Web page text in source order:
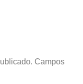
Campos